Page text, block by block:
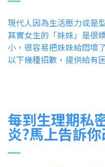
現代人因為生活壓力或是
其實女生的「妹妹」是很
小，很容易把妹妹給悶壞
以下幾種招數，提供給有
每到生理期私
炎?馬上告訴